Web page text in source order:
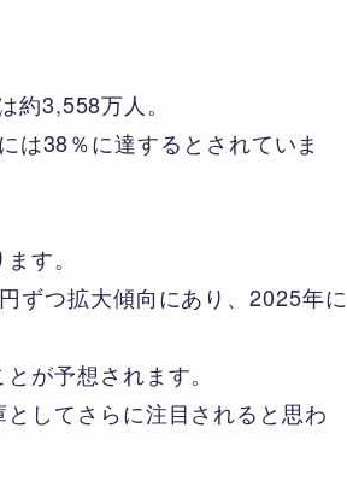
3,558万人。
は38％に達するとされていま
す。
ずつ拡大傾向にあり、2025年に
が予想されます。
してさらに注目されると思わ